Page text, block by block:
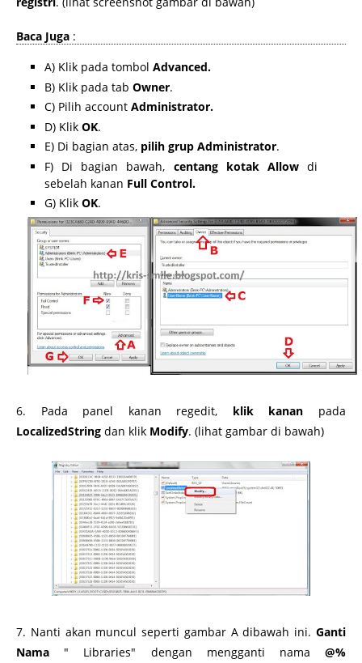
Baca Juga :
A) Klik pada tombol Advanced.
B) Klik pada tab Owner.
C) Pilih account Administrator.
D) Klik OK.
E) Di bagian atas, pilih grup Administrator.
F) Di bagian bawah, centang kotak Allowdi
sebelah kanan Full Control.
G) Klik OK.
6. Pada panel kanan regedit, klik kanan pada
LocalizedString dan klik Modify. (lihat gambar di bawah)
7. Nanti akan muncul seperti gambar A dibawah ini. Ganti
Nama " Libraries" dengan mengganti nama @%